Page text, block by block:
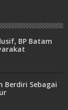
BP Batam
Berdiri Sebagai